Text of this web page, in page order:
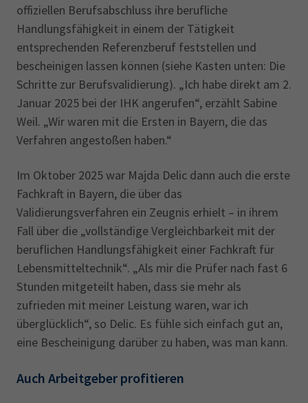
offiziellen Berufsabschluss ihre berufliche
Handlungsfähigkeit in einem der Tätigkeit
entsprechenden Referenzberuf feststellen und
bescheinigen lassen können (siehe Kasten unten: Die
Schritte zur Berufsvalidierung). „Ich habe direkt am 2.
Januar 2025 bei der IHK angerufen“, erzählt Sabine
Weil. „Wir waren mit die Ersten in Bayern, die das
Verfahren angestoßen haben.“
Im Oktober 2025 war Majda Delic dann auch die erste
Fachkraft in Bayern, die über das
Validierungsverfahren ein Zeugnis erhielt – in ihrem
Fall über die „vollständige Vergleichbarkeit mit der
beruflichen Handlungsfähigkeit einer Fachkraft für
Lebensmitteltechnik“. „Als mir die Prüfer nach fast 6
Stunden mitgeteilt haben, dass sie mehr als
zufrieden mit meiner Leistung waren, war ich
überglücklich“, so Delic. Es fühle sich einfach gut an,
eine Bescheinigung darüber zu haben, was man kann.
Auch Arbeitgeber profitieren